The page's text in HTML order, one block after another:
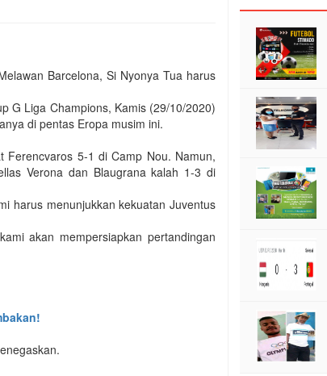
Barcelona, Si Nyonya Tua harus
G Liga Champions, Kamis (29/10/2020)
di pentas Eropa musim ini.
Ferencvaros 5-1 di Camp Nou. Namun,
Verona dan Blaugrana kalah 1-3 di
harus menunjukkan kekuatan Juventus
akan mempersiapkan pertandingan